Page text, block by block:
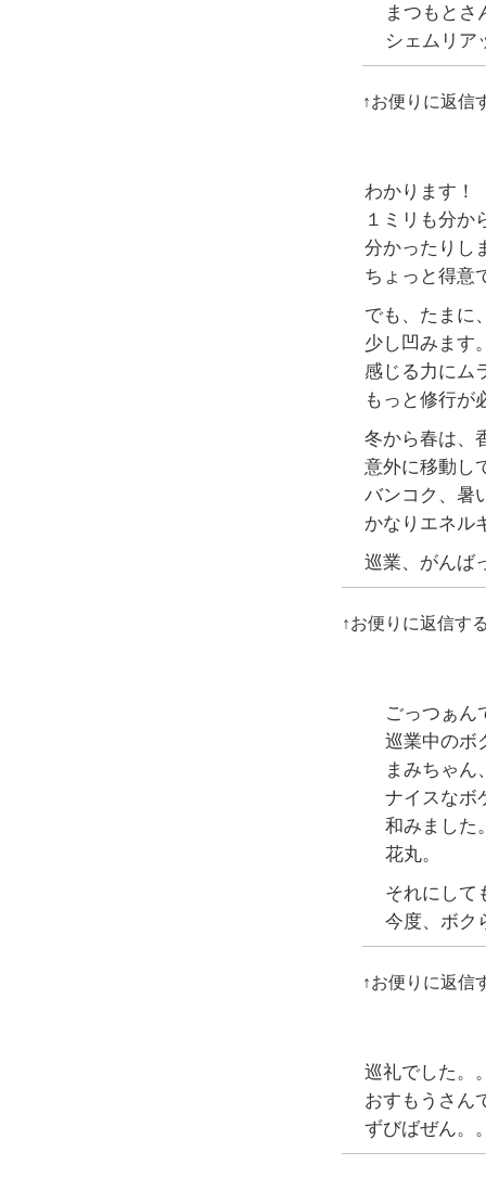
まつもとさ
シェムリア
↑お便りに返信
わかります！
１ミリも分か
分かったりし
ちょっと得意
でも、たまに
少し凹みます
感じる力にム
もっと修行が
冬から春は、
意外に移動し
バンコク、暑
かなりエネル
巡業、がんば
↑お便りに返信す
ごっつぁん
巡業中のボ
まみちゃん
ナイスなボ
和みました
花丸。
それにして
今度、ボク
↑お便りに返信
巡礼でした。
おすもうさん
ずびばぜん。